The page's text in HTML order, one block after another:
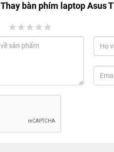
Thay bàn phím laptop Asus